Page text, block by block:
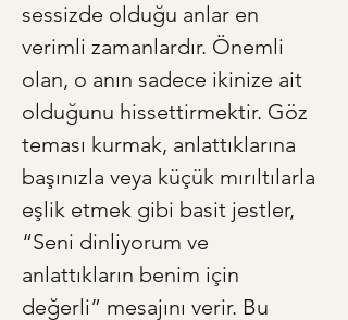
sessizde olduğu anlar en
verimli zamanlardır. Önemli
olan, o anın sadece ikinize ait
olduğunu hissettirmektir. Göz
teması kurmak, anlattıklarına
başınızla veya küçük mırıltılarla
eşlik etmek gibi basit jestler,
“Seni dinliyorum ve
anlattıkların benim için
değerli” mesajını verir. Bu